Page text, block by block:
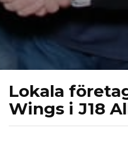
Lokala
Wings i J18